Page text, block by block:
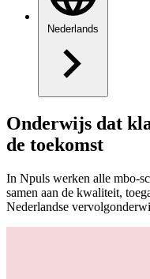
Nederlands
Onderwijs dat
de toekomst
In Npuls werken alle mbo-
samen aan de kwaliteit,
Nederlandse